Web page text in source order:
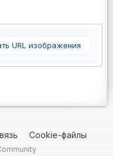
URL изображения
Cookie-файлы